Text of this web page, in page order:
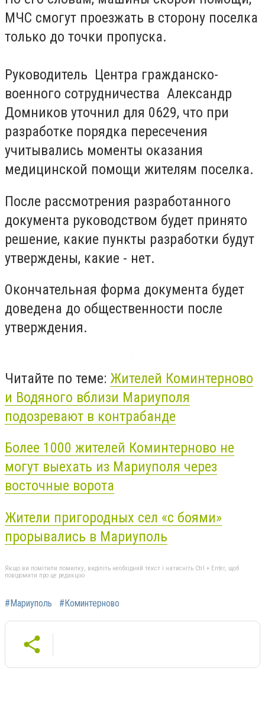
МЧС смогут проезжать в сторону поселка
только до точки пропуска.
Руководитель Центра гражданско-
военного сотрудничества Александр
Домников уточнил для 0629, что при
разработке порядка пересечения
учитывались моменты оказания
медицинской помощи жителям поселка.
После рассмотрения разработанного
документа руководством будет принято
решение, какие пункты разработки будут
утверждены, какие - нет.
Окончательная форма документа будет
доведена до общественности после
утверждения.
Читайте по теме: Жителей Коминтерново
и Водяного вблизи Мариуполя
подозревают в контрабанде
Более 1000 жителей Коминтерново не
могут выехать из Мариуполя через
восточные ворота
Жители пригородных сел «с боями»
прорывались в Мариуполь
Якщо ви помітили помилку, виділіть необхідний текст і натисніть Ctrl + Enter, щоб
повідомити про це редакцію
#Мариуполь #Коминтерново